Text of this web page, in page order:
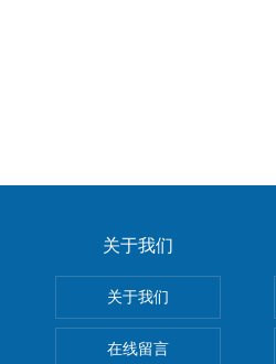
关于我们
关于我们
在线留言